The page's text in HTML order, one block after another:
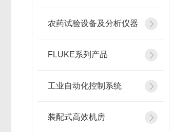
农药试验设备及分析仪器
FLUKE系列产品
工业自动化控制系统
装配式高效机房